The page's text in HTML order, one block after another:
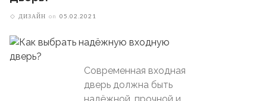
ДИЗАЙН on 05.02.2021
Современная входная
дверь должна быть